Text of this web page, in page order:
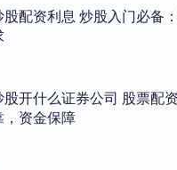
股配资利息 炒股入门必备
股开什么证券公司 股票配
，资金保障